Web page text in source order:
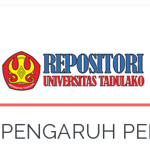
PENGARUH